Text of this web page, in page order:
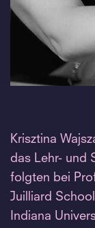
Krisztina
das Lehr- und
folgten bei
Juilliard
Indiana